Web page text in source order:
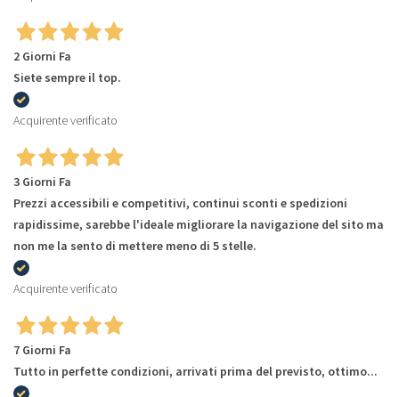
2 Giorni Fa
Siete sempre il top.
Acquirente verificato
3 Giorni Fa
Prezzi accessibili e competitivi, continui sconti e spedizioni
rapidissime, sarebbe l'ideale migliorare la navigazione del sito ma
non me la sento di mettere meno di 5 stelle.
Acquirente verificato
7 Giorni Fa
Tutto in perfette condizioni, arrivati prima del previsto, ottimo...